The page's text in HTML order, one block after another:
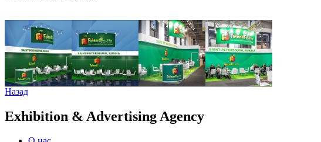
Назад
Exhibition & Advertising Agency